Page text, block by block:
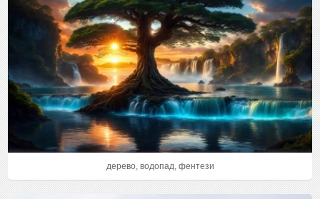
дерево, водопад, фентези